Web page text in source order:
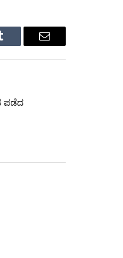
Email
ಪಡೆದ